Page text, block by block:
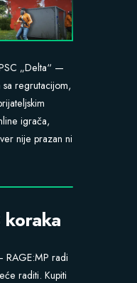
„Delta“ —
regrutacijom,
igrača,
nije prazan ni
koraka
RAGE:MP radi
raditi. Kupiti